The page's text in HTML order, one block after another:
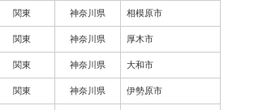
関東 神奈川県 相模原市
関東 神奈川県 厚木市
関東 神奈川県 大和市
関東 神奈川県 伊勢原市